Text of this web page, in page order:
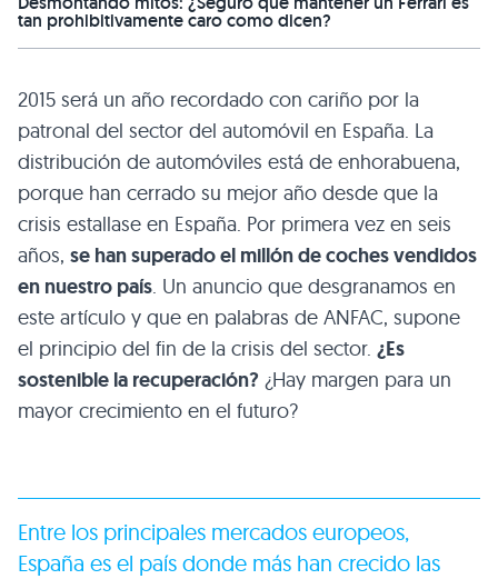
tan prohibitivamente caro como dicen?
2015 será un año recordado con cariño por la
patronal del sector del automóvil en España. La
distribución de automóviles está de enhorabuena,
porque han cerrado su mejor año desde que la
crisis estallase en España. Por primera vez en seis
años, se han superado el millón de coches vendidos
en nuestro país. Un anuncio que desgranamos en
este artículo y que en palabras de ANFAC, supone
el principio del fin de la crisis del sector. ¿Es
sostenible la recuperación? ¿Hay margen para un
mayor crecimiento en el futuro?
Entre los principales mercados europeos,
España es el país donde más han crecido las